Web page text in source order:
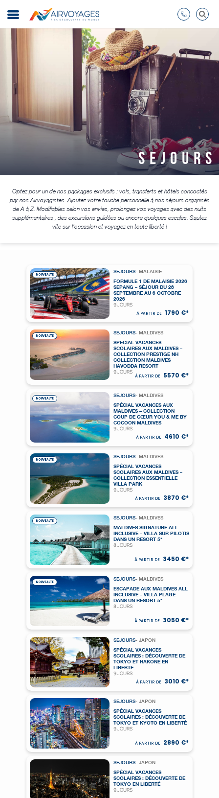
SEJOURS
Optez pour un de nos packages exclusifs : vols, transferts et hôtels concoctés
par nos Airvoyagistes. Ajoutez votre touche personnelle à nos séjours organisés
de A à Z. Modifiables selon vos envies, prolongez vos voyages avec des nuits
supplémentaires , des excursions guidées ou encore quelques escales. Sautez
vite sur l’occasion et voyagez en toute liberté !
SEJOURS- MALAISIE
FORMULE 1 DE MALAISIE 2026
SEPANG – SÉJOUR DU 28
SEPTEMBRE AU 6 OCTOBRE
2026
9 JOURS
À PARTIR DE 1790 €*
NOUVEAUTÉ
SEJOURS- MALDIVES
SPÉCIAL VACANCES
SCOLAIRES AUX MALDIVES –
COLLECTION PRESTIGE NH
COLLECTION MALDIVES
HAVODDA RESORT
9 JOURS
À PARTIR DE 5570 €*
NOUVEAUTÉ
SEJOURS- MALDIVES
SPÉCIAL VACANCES AUX
MALDIVES – COLLECTION
COUP DE CŒUR YOU & ME BY
COCOON MALDIVES
9 JOURS
À PARTIR DE 4610 €*
NOUVEAUTÉ
SEJOURS- MALDIVES
SPÉCIAL VACANCES
SCOLAIRES AUX MALDIVES –
COLLECTION ESSENTIELLE
VILLA PARK
9 JOURS
À PARTIR DE 3870 €*
NOUVEAUTÉ
SEJOURS- MALDIVES
MALDIVES SIGNATURE ALL
INCLUSIVE – VILLA SUR PILOTIS
DANS UN RESORT 5*
8 JOURS
À PARTIR DE 3450 €*
NOUVEAUTÉ
SEJOURS- MALDIVES
ESCAPADE AUX MALDIVES ALL
INCLUSIVE – VILLA PLAGE
DANS UN RESORT 5*
8 JOURS
À PARTIR DE 3050 €*
NOUVEAUTÉ
SEJOURS- JAPON
SPÉCIAL VACANCES
SCOLAIRES : DÉCOUVERTE DE
TOKYO ET HAKONE EN
LIBERTÉ
9 JOURS
À PARTIR DE 3010 €*
SEJOURS- JAPON
SPÉCIAL VACANCES
SCOLAIRES : DÉCOUVERTE DE
TOKYO ET KYOTO EN LIBERTÉ
9 JOURS
À PARTIR DE 2890 €*
SEJOURS- JAPON
SPÉCIAL VACANCES
SCOLAIRES : DÉCOUVERTE DE
TOKYO EN LIBERTÉ
9 JOURS